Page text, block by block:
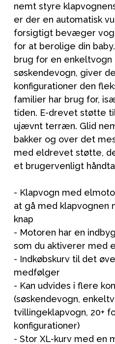
nemt styre
er der en automatisk
forsigtigt bevæger
for at berolige din
brug for en enkeltvogn
søskendevogn, giver
konfigurationer den
familier har brug for,
tiden. E-drevet støtte
ujævnt terræn. Glid
bakker og over det
med eldrevet støtte,
et brugervenligt
- Klapvogn med
at gå med klapvognen
knap
- Motoren har en
som du aktiverer med
- Indkøbskurv til det
medfølger
- Kan udvides i flere
(søskendevogn,
tvillingeklapvogn, 20+
konfigurationer)
- Stor XL-kurv med en